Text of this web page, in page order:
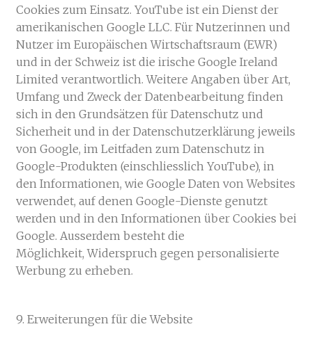
Cookies zum Einsatz. YouTube ist ein Dienst der
amerikanischen Google LLC. Für Nutzerinnen und
Nutzer im Europäischen Wirtschaftsraum (EWR)
und in der Schweiz ist die irische Google Ireland
Limited verantwortlich. Weitere Angaben über Art,
Umfang und Zweck der Datenbearbeitung finden
sich in den Grundsätzen für Datenschutz und
Sicherheit und in der Datenschutzerklärung jeweils
von Google, im Leitfaden zum Datenschutz in
Google-Produkten (einschliesslich YouTube), in
den Informationen, wie Google Daten von Websites
verwendet, auf denen Google-Dienste genutzt
werden und in den Informationen über Cookies bei
Google. Ausserdem besteht die
Möglichkeit, Widerspruch gegen personalisierte
Werbung zu erheben.
9. Erweiterungen für die Website